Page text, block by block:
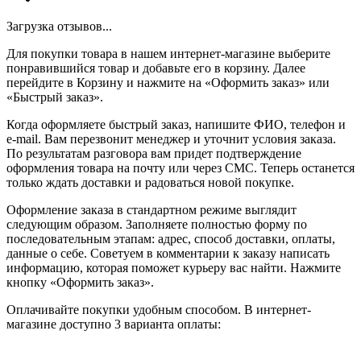
Загрузка отзывов...
Для покупки товара в нашем интернет-магазине выберите
понравившийся товар и добавьте его в корзину. Далее
перейдите в Корзину и нажмите на «Оформить заказ» или
«Быстрый заказ».
Когда оформляете быстрый заказ, напишите ФИО, телефон и
e-mail. Вам перезвонит менеджер и уточнит условия заказа.
По результатам разговора вам придет подтверждение
оформления товара на почту или через СМС. Теперь останется
только ждать доставки и радоваться новой покупке.
Оформление заказа в стандартном режиме выглядит
следующим образом. Заполняете полностью форму по
последовательным этапам: адрес, способ доставки, оплаты,
данные о себе. Советуем в комментарии к заказу написать
информацию, которая поможет курьеру вас найти. Нажмите
кнопку «Оформить заказ».
Оплачивайте покупки удобным способом. В интернет-
магазине доступно 3 варианта оплаты: